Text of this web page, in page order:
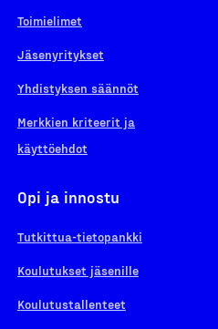
Toimielimet
Jäsenyritykset
Yhdistyksen säännöt
Merkkien kriteerit ja
käyttöehdot
Opi ja innostu
Tutkittua-tietopankki
Koulutukset jäsenille
Koulutustallenteet